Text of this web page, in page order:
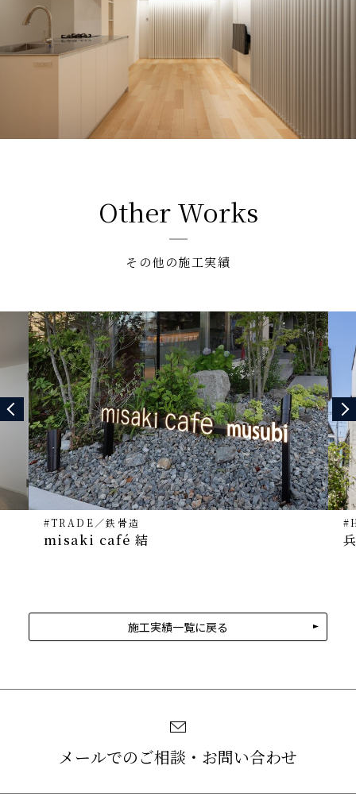
Other Works
その他の施工実績
#TRADE ／鉄骨造
misaki café 結
施工実績一覧に戻る
メールでのご相談・お問い合わせ